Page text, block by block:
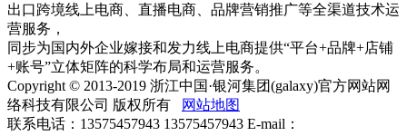
出口跨境线上电商、直播电商、品牌营销推广等全渠道技术运
营服务，
同步为国内外企业嫁接和发力线上电商提供“平台+品牌+店铺
+账号”立体矩阵的科学布局和运营服务。
Copyright © 2013-2019 浙江中国·银河集团(galaxy)官方网站网
络科技有限公司 版权所有
网站地图
联系电话：13575457943 13575457943 E-mail：